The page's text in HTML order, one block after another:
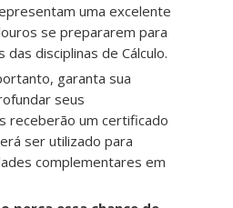
uma excelente
se prepararem para
das disciplinas de Cálculo.
garanta sua
seus
receberão um certificado
ser utilizado para
complementares em